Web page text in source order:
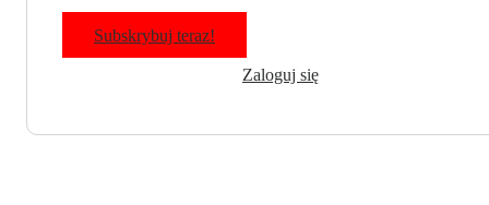
Subskrybuj teraz!
Zaloguj się